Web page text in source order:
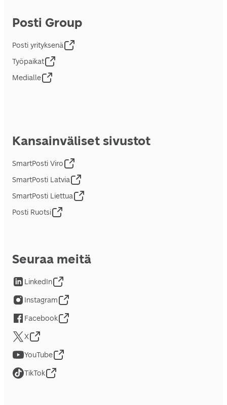
Posti Group
Posti yrityksenä
Työpaikat
Medialle
Kansainväliset sivustot
SmartPosti Viro
SmartPosti Latvia
SmartPosti Liettua
Posti Ruotsi
Seuraa meitä
LinkedIn
Instagram
Facebook
X
YouTube
TikTok